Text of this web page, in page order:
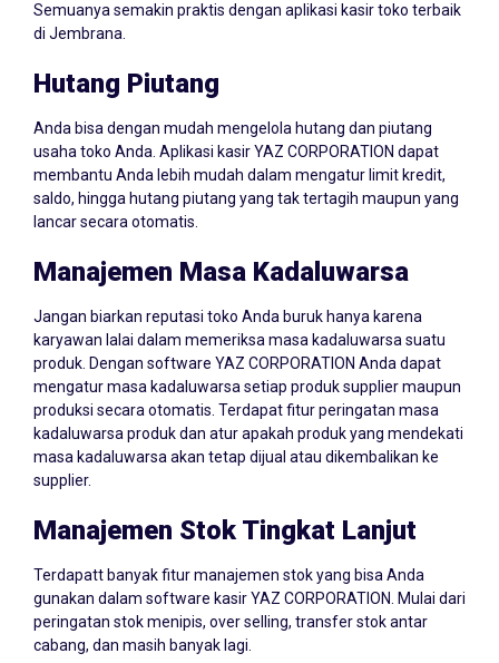
Semuanya semakin praktis dengan aplikasi kasir toko terbaik
di Jembrana.
Hutang Piutang
Anda bisa dengan mudah mengelola hutang dan piutang
usaha toko Anda. Aplikasi kasir YAZ CORPORATION dapat
membantu Anda lebih mudah dalam mengatur limit kredit,
saldo, hingga hutang piutang yang tak tertagih maupun yang
lancar secara otomatis.
Manajemen Masa Kadaluwarsa
Jangan biarkan reputasi toko Anda buruk hanya karena
karyawan lalai dalam memeriksa masa kadaluwarsa suatu
produk. Dengan software YAZ CORPORATION Anda dapat
mengatur masa kadaluwarsa setiap produk supplier maupun
produksi secara otomatis. Terdapat fitur peringatan masa
kadaluwarsa produk dan atur apakah produk yang mendekati
masa kadaluwarsa akan tetap dijual atau dikembalikan ke
supplier.
Manajemen Stok Tingkat Lanjut
Terdapatt banyak fitur manajemen stok yang bisa Anda
gunakan dalam software kasir YAZ CORPORATION. Mulai dari
peringatan stok menipis, over selling, transfer stok antar
cabang, dan masih banyak lagi.